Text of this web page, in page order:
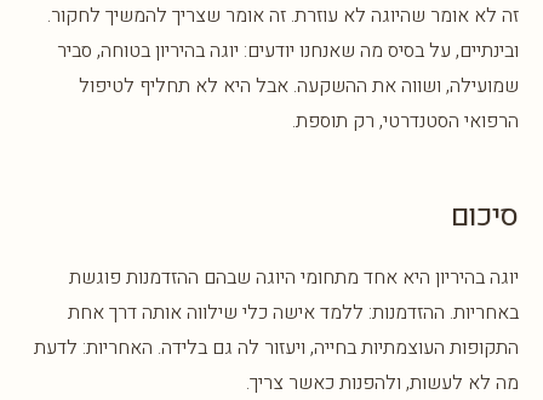
זה לא אומר שהיוגה לא עוזרת. זה אומר שצריך להמשיך לחקור.
ובינתיים, על בסיס מה שאנחנו יודעים: יוגה בהיריון בטוחה, סביר
שמועילה, ושווה את ההשקעה. אבל היא לא תחליף לטיפול
הרפואי הסטנדרטי, רק תוספת.
סיכום
יוגה בהיריון היא אחד מתחומי היוגה שבהם ההזדמנות פוגשת
באחריות. ההזדמנות: ללמד אישה כלי שילווה אותה דרך אחת
התקופות העוצמתיות בחייה, ויעזור לה גם בלידה. האחריות: לדעת
מה לא לעשות, ולהפנות כאשר צריך.